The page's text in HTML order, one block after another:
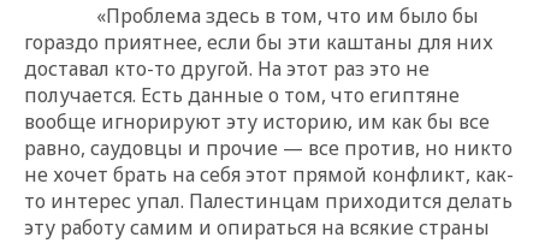
«Проблема здесь в том, что им было бы
гораздо приятнее, если бы эти каштаны для них
доставал кто-то другой. На этот раз это не
получается. Есть данные о том, что египтяне
вообще игнорируют эту историю, им как бы все
равно, саудовцы и прочие — все против, но никто
не хочет брать на себя этот прямой конфликт, как-
то интерес упал. Палестинцам приходится делать
эту работу самим и опираться на всякие страны